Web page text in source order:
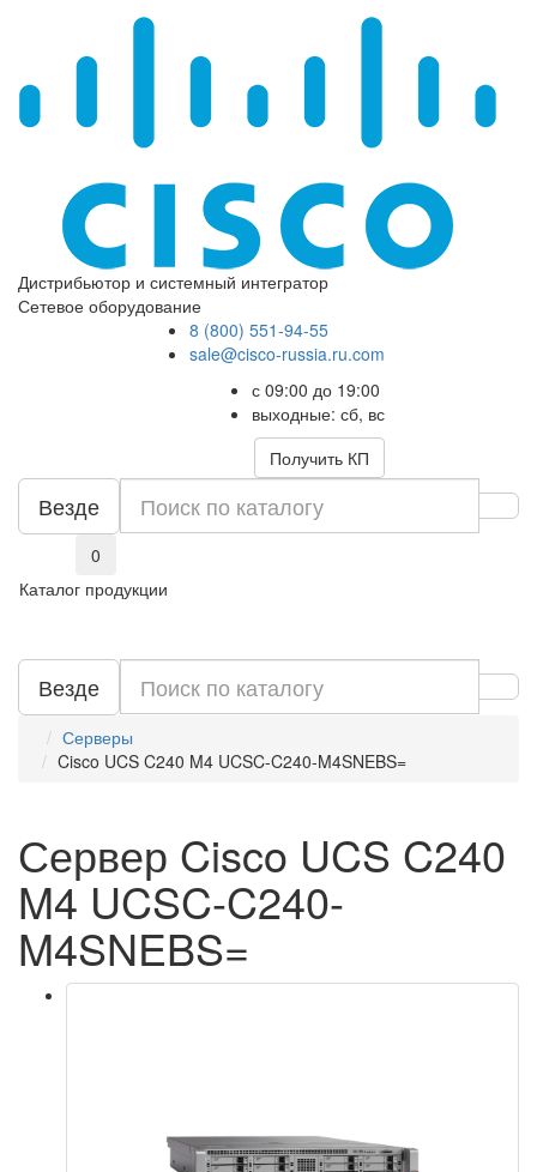
Дистрибьютор и системный интегратор
Сетевое оборудование
8 (800) 551-94-55
sale@cisco-russia.ru.com
с 09:00 до 19:00
выходные: сб, вс
Получить КП
Везде
0
Каталог продукции
Везде
Серверы
Cisco UCS C240 M4 UCSC-C240-M4SNEBS=
Сервер Cisco UCS C240
M4 UCSC-C240-
M4SNEBS=